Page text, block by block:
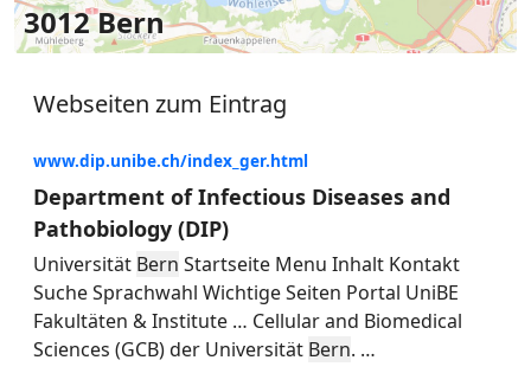
3012 Bern
Webseiten zum Eintrag
www.dip.unibe.ch/index_ger.html
Department of Infectious Diseases and
Pathobiology (DIP)
Universität Bern Startseite Menu Inhalt Kontakt
Suche Sprachwahl Wichtige Seiten Portal UniBE
Fakultäten & Institute … Cellular and Biomedical
Sciences (GCB) der Universität Bern. …